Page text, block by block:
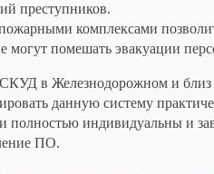
преступников.
комплексами
могут помешать эвакуации
в Железнодорожном и близ
данную систему
полностью индивидуальны и
ПО.